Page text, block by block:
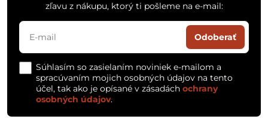
zľavu z nákupu, ktorý ti pošleme na e-mail:
Odoberať
Súhlasím so zasielaním noviniek e-mailom a
spracúvaním mojich osobných údajov na tento
účel, tak ako je opísané v zásadách ochrany
osobných údajov.